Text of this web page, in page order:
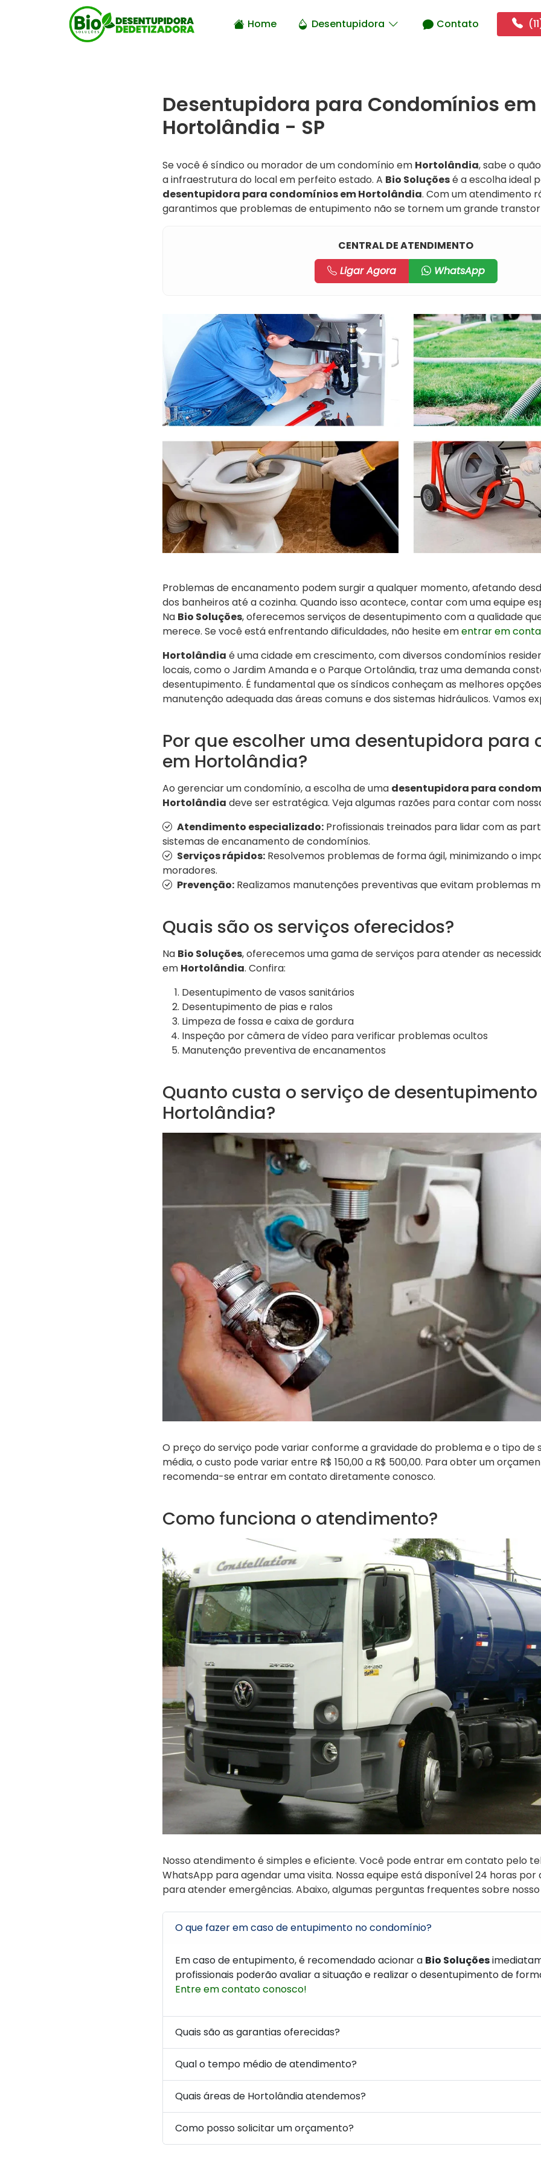
Home Desentupidora Contato
Desentupidora para Condomínios em
Hortolândia - SP
Se você é síndico ou morador de um condomínio em Hortolândia, sabe o
a infraestrutura do local em perfeito estado. A Bio Soluçõesé a escolha ideal
desentupidora para condomínios em Hortolândia. Com um atendimento
garantimos que problemas de entupimento não se tornem um grande
CENTRAL DE ATENDIMENTO
Ligar Agora
WhatsApp
Problemas de encanamento podem surgir a qualquer momento, afetando
dos banheiros até a cozinha. Quando isso acontece, contar com uma equipe
Na Bio Soluções, oferecemos serviços de desentupimento com a qualidade
merece. Se você está enfrentando dificuldades, não hesite ementrar em
Hortolândia é uma cidade em crescimento, com diversos condomínios
locais, como o Jardim Amanda e o Parque Ortolândia, traz uma demanda
desentupimento. É fundamental que os síndicos conheçam as melhores
manutenção adequada das áreas comuns e dos sistemas hidráulicos. Vamos
Por que escolher uma desentupidora para
em Hortolândia?
Ao gerenciar um condomínio, a escolha de uma desentupidora para
Hortolândia deve ser estratégica. Veja algumas razões para contar com
Atendimento especializado:Profissionais treinados para lidar com as
sistemas de encanamento de condomínios.
Serviços rápidos:Resolvemos problemas de forma ágil, minimizando o
moradores.
Prevenção:Realizamos manutenções preventivas que evitam problemas
Quais são os serviços oferecidos?
Na Bio Soluções, oferecemos uma gama de serviços para atender as
em Hortolândia. Confira:
Desentupimento de vasos sanitários
Desentupimento de pias e ralos
Limpeza de fossa e caixa de gordura
Inspeção por câmera de vídeo para verificar problemas ocultos
Manutenção preventiva de encanamentos
Quanto custa o serviço de
Hortolândia?
O preço do serviço pode variar conforme a gravidade do problema e o tipo de
média, o custo pode variar entre R$ 150,00 a R$ 500,00. Para obter um
recomenda-se entrar em contato diretamente conosco.
Como funciona o atendimento?
Nosso atendimento é simples e eficiente. Você pode entrar em contato pelo
WhatsApp para agendar uma visita. Nossa equipe está disponível 24 horas por
para atender emergências. Abaixo, algumas perguntas frequentes sobre
O que fazer em caso de entupimento no condomínio?
Em caso de entupimento, é recomendado acionar a Bio Soluções
profissionais poderão avaliar a situação e realizar o desentupimento de
Entre em contato conosco!
Quais são as garantias oferecidas?
Qual o tempo médio de atendimento?
Quais áreas de Hortolândia atendemos?
Como posso solicitar um orçamento?